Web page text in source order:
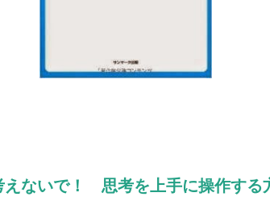
えないで！ 思考を上手に操作する